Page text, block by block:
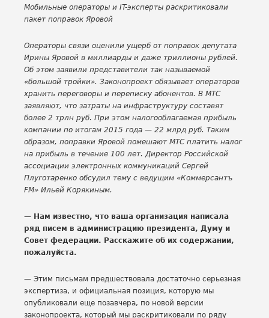
Мобильные операторы и IT-эксперты раскритиковали
пакет поправок Яровой
Операторы связи оценили ущерб от поправок депутата
Ирины Яровой в миллиарды и даже триллионы рублей.
Об этом заявили представители так называемой
«большой тройки». Законопроект обязывает операторов
хранить переговоры и переписку абонентов. В МТС
заявляют, что затраты на инфраструктуру составят
более 2 трлн руб. При этом налогооблагаемая прибыль
компании по итогам 2015 года — 22 млрд руб. Таким
образом, поправки Яровой помешают МТС платить налог
на прибыль в течение 100 лет. Директор Российской
ассоциации электронных коммуникаций Сергей
Плуготаренко обсудил тему с ведущим «Коммерсантъ
FM» Ильей Корякиным.
— Нам известно, что ваша организация написала
ряд писем в администрацию президента, Думу и
Совет федерации. Расскажите об их содержании,
пожалуйста.
— Этим письмам предшествовала достаточно серьезная
экспертиза, и официальная позиция, которую мы
опубликовали еще позавчера, по новой версии
законопроекта, который мы раскритиковали по ряду